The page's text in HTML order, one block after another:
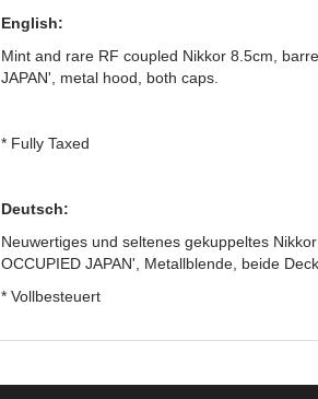
English:
Mint and rare RF coupled Nikkor 8.5cm,
JAPAN', metal hood, both caps.
* Fully Taxed
Deutsch:
Neuwertiges und seltenes gekuppeltes
OCCUPIED JAPAN', Metallblende, beide
* Vollbesteuert